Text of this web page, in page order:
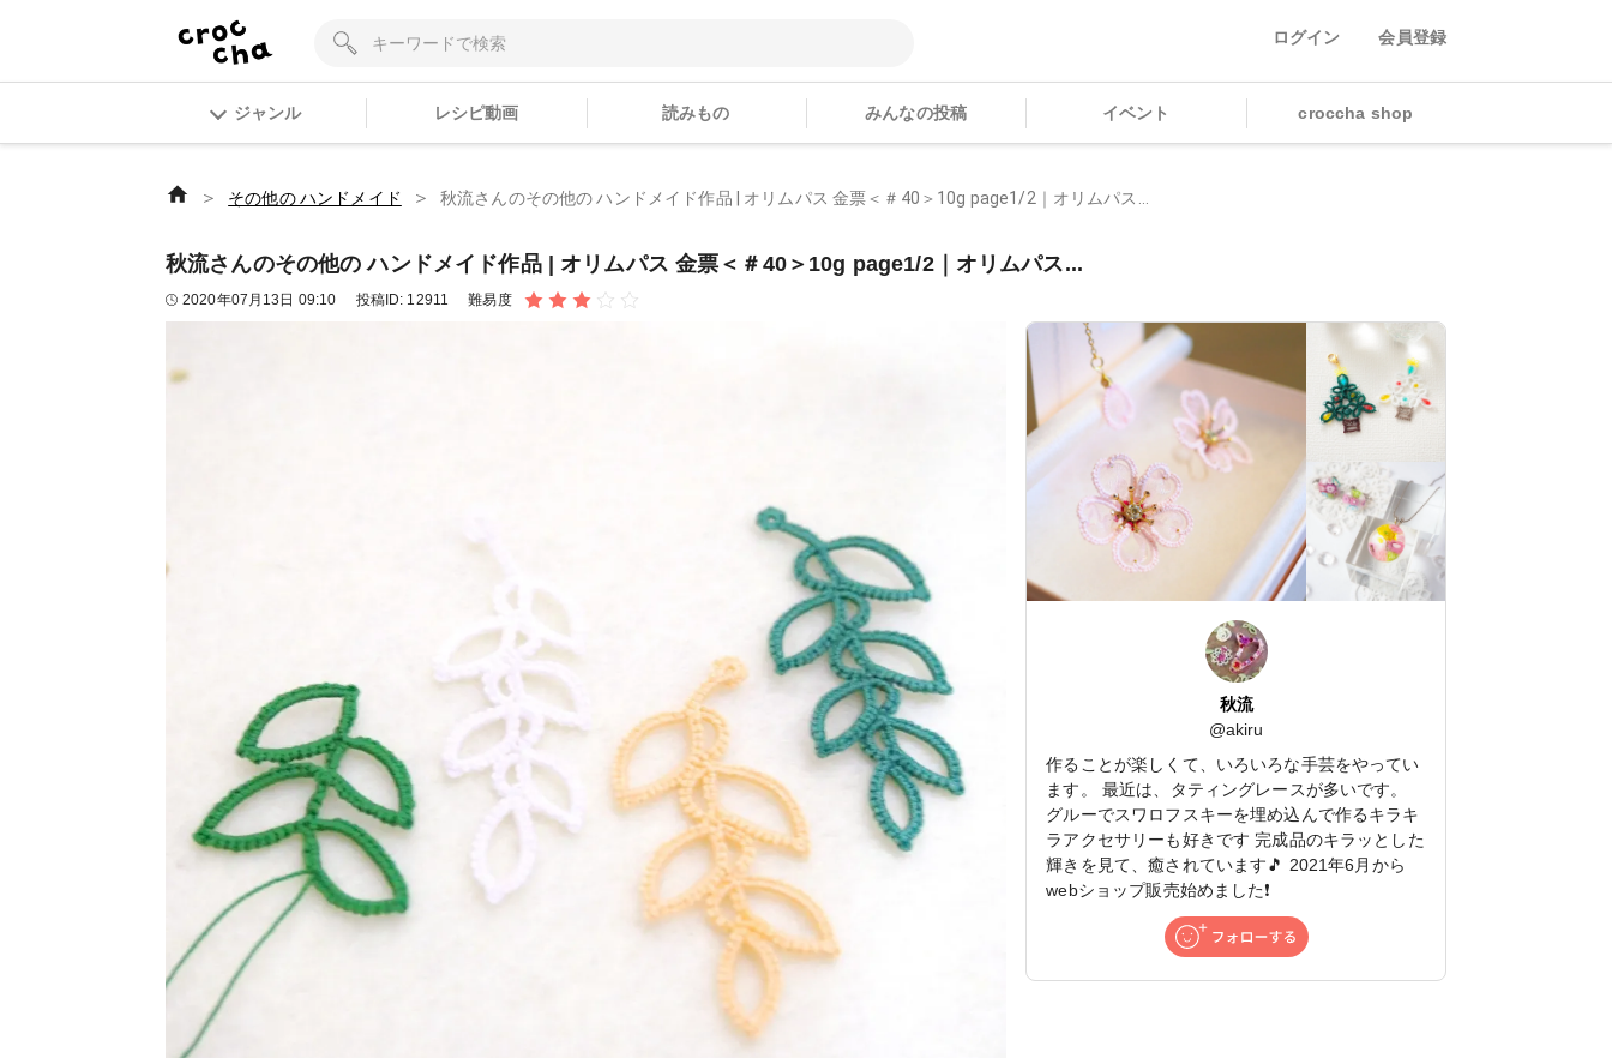
ログイン 会員登録
ジャンル レシピ動画 読みもの みんなの投稿 イベント croccha shop
＞ その他の ハンドメイド ＞ 秋流さんのその他の ハンドメイド作品 | オリムパス 金票＜＃40＞10g page1/2｜オリムパス...
秋流さんのその他の ハンドメイド作品 | オリムパス 金票＜＃40＞10g page1/2｜オリムパス...
2020年07月13日 09:10 投稿ID: 12911 難易度
秋流
@akiru
作ることが楽しくて、いろいろな手芸をやってい
ます。 最近は、タティングレースが多いです。
グルーでスワロフスキーを埋め込んで作るキラキ
ラアクセサリーも好きです 完成品のキラッとした
輝きを見て、癒されています🎵 2021年6月から
webショップ販売始めました❗